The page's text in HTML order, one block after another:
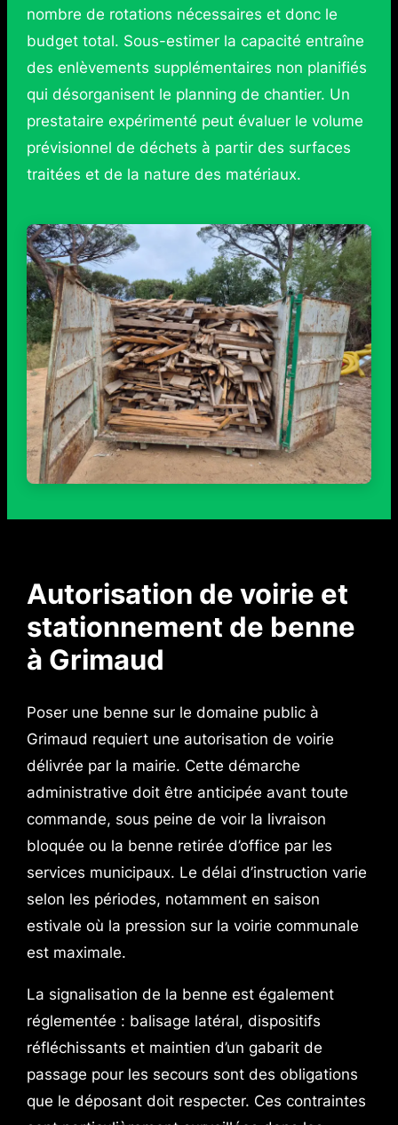
nombre de rotations nécessaires et donc le
budget total. Sous-estimer la capacité entraîne
des enlèvements supplémentaires non planifiés
qui désorganisent le planning de chantier. Un
prestataire expérimenté peut évaluer le volume
prévisionnel de déchets à partir des surfaces
traitées et de la nature des matériaux.
Autorisation de voirie et
stationnement de benne
à Grimaud
Poser une benne sur le domaine public à
Grimaud requiert une autorisation de voirie
délivrée par la mairie. Cette démarche
administrative doit être anticipée avant toute
commande, sous peine de voir la livraison
bloquée ou la benne retirée d’office par les
services municipaux. Le délai d’instruction varie
selon les périodes, notamment en saison
estivale où la pression sur la voirie communale
est maximale.
La signalisation de la benne est également
réglementée : balisage latéral, dispositifs
réfléchissants et maintien d’un gabarit de
passage pour les secours sont des obligations
que le déposant doit respecter. Ces contraintes